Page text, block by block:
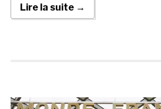
Lire la suite →